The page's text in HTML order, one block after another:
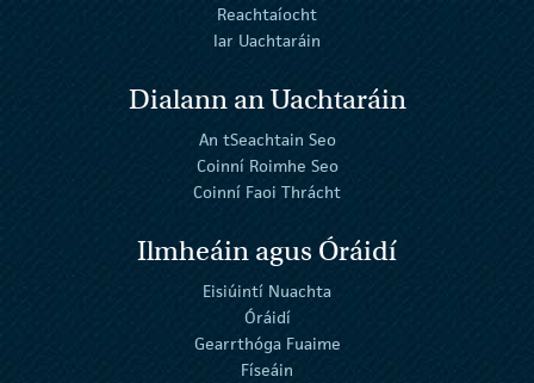
Reachtaíocht
Iar Uachtaráin
Dialann an Uachtaráin
An tSeachtain Seo
Coinní Roimhe Seo
Coinní Faoi Thrácht
Ilmheáin agus Óráidí
Eisiúintí Nuachta
Óráidí
Gearrthóga Fuaime
Físeáin